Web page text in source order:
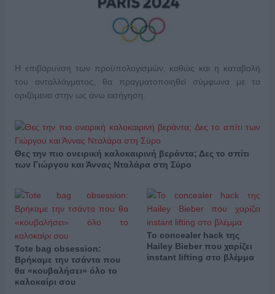
Η επιβάρυνση των προϋπολογισμών, καθώς και η καταβολή
του ανταλλάγματος, θα πραγματοποιηθεί σύμφωνα με τα
οριζόμενα στην ως άνω εισήγηση.
Θες την πιο ονειρική καλοκαιρινή βεράντα; Δες το σπίτι
των Γιώργου και Άννας Νταλάρα στη Σύρο
Tote bag obsession:
Βρήκαμε την τσάντα που
θα «κουβαλήσει» όλο το
καλοκαίρι σου
Το concealer hack της
Hailey Bieber που χαρίζει
instant lifting στο βλέμμα